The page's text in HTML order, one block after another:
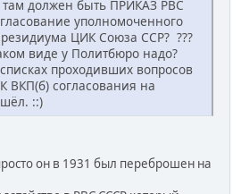
там должен быть ПРИКАЗ РВС
уполномоченного
ЦИК Союза ССР? ???
виде у Политбюро надо?
проходивших вопросов
ВКП(б) согласования на
::)
он в 1931 был переброшен на